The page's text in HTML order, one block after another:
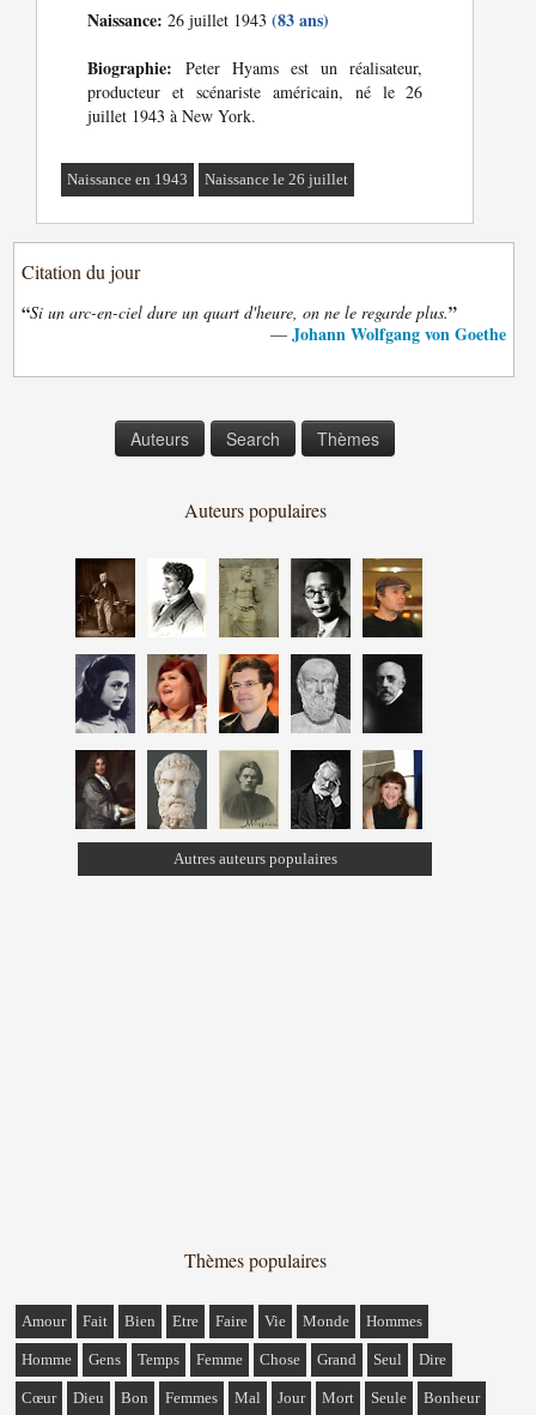
Naissance: 26 juillet 1943(83 ans)
Biographie: Peter Hyams est un réalisateur,
producteur et scénariste américain, né le 26
juillet 1943 à New York.
Naissance en 1943 Naissance le 26 juillet
Citation du jour
“Si un arc-en-ciel dure un quart d'heure, on ne le regarde plus.”
— Johann Wolfgang von Goethe
Auteurs Search Thèmes
Auteurs populaires
Autres auteurs populaires
Thèmes populaires
Amour Fait Bien Etre Faire Vie Monde Hommes
Homme Gens Temps Femme Chose Grand Seul Dire
Cœur Dieu Bon Femmes Mal Jour Mort Seule Bonheur